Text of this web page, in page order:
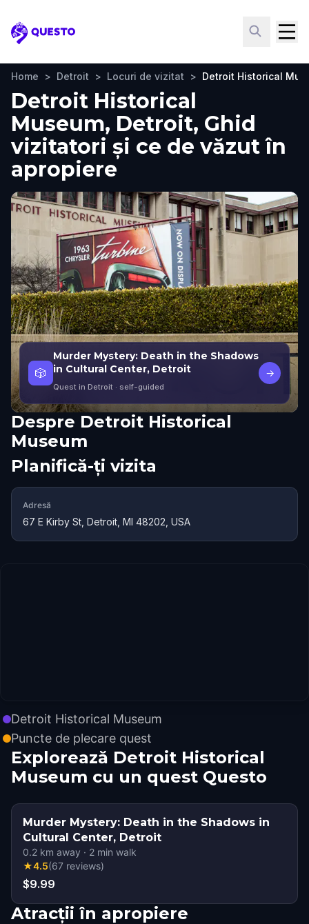
Questo
Home > Detroit > Locuri de vizitat > Detroit Historical
Detroit Historical
Museum, Detroit, Ghid
vizitatori și ce de văzut în
apropiere
🎲
Murder Mystery: Death in the Shadows
in Cultural Center, Detroit
Quest in Detroit · self-guided
→
Despre Detroit Historical
Museum
Planifică-ți vizita
Adresă
67 E Kirby St, Detroit, MI 48202, USA
Detroit Historical Museum
Puncte de plecare quest
Explorează Detroit Historical
Museum cu un quest Questo
Murder Mystery: Death in the Shadows in
Cultural Center, Detroit
0.2 km away · 2 min walk
★4.5(67 reviews)
$9.99
Atracții în apropiere